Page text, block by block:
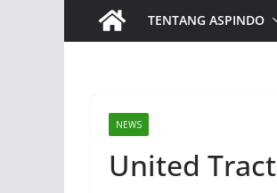
TENTANG ASPINDO
NEWS
United